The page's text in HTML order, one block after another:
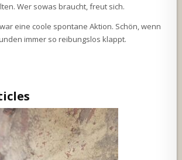
Wer sowas braucht, freut sich.
eine coole spontane Aktion. Schön, wenn
immer so reibungslos klappt.